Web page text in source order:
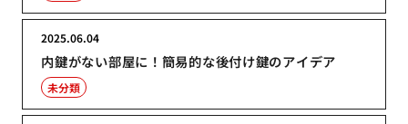
内鍵がない部屋に！簡易的な後付け鍵のアイデア
2025.06.04
未分類